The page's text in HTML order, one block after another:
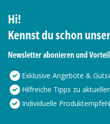
Hi!
Kennst du schon
Newsletter abonieren und
Exklusive Angebote &
Hilfreiche Tipps zu
Individuelle